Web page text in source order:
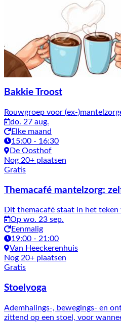
Bakkie Troost
Rouwgroep voor (ex-
do. 27 aug.
Elke maand
15:00 - 16:30
De Oosthof
Nog 20+ plaatsen
Gratis
Themacafé mantelzorg:
Dit themacafé staat in het teken
Op wo. 23 sep.
Eenmalig
19:00 - 21:00
Van Heeckerenhuis
Nog 20+ plaatsen
Gratis
Stoelyoga
Ademhalings-, bewegings- en
zittend op een stoel, voor